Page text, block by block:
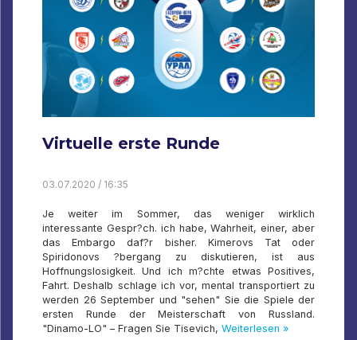
Virtuelle erste Runde
03.07.2020 / 16:35
Je weiter im Sommer, das weniger wirklich
interessante Gespr?ch. ich habe, Wahrheit, einer, aber
das Embargo daf?r bisher. Kimerovs Tat oder
Spiridonovs ?bergang zu diskutieren, ist aus
Hoffnungslosigkeit. Und ich m?chte etwas Positives,
Fahrt. Deshalb schlage ich vor, mental transportiert zu
werden 26 September und "sehen" Sie die Spiele der
ersten Runde der Meisterschaft von Russland.
"Dinamo-LO" – Fragen Sie Tisevich, Weiterlesen »